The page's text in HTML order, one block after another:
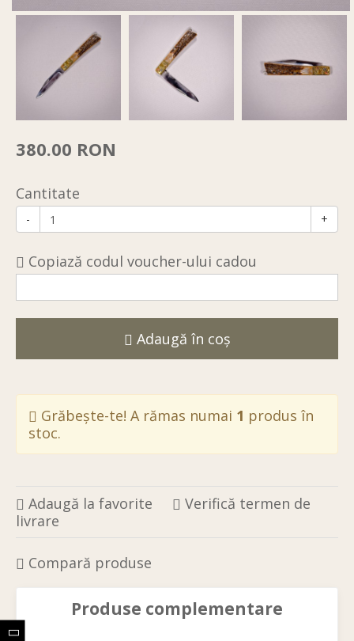
380.00 RON
Cantitate
- +
Copiază codul voucher-ului cadou
Adaugă în coş
Grăbește-te! A rămas numai 1 produs în
stoc.
Adaugă la favorite
Verifică termen de
livrare
Compară produse
Produse complementare